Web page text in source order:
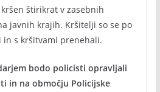
štirikrat v zasebnih
javnih krajih. Kršitelji so se po
s kršitvami prenehali.
bodo policisti opravljali
in na območju Policijske